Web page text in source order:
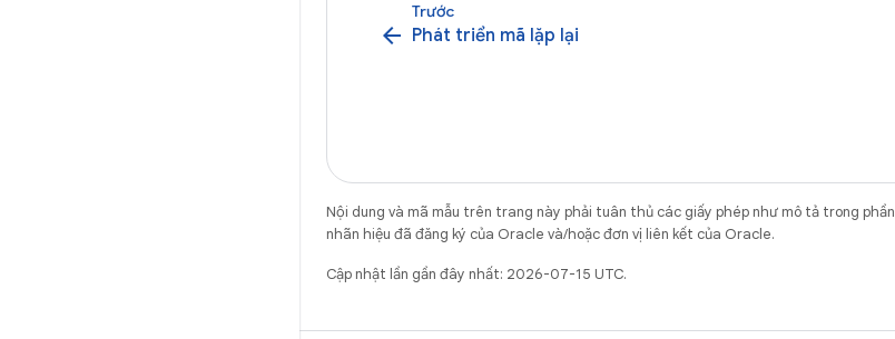
Trước
arrow_back Phát triển mã lặp lại
Nội dung và mã mẫu trên trang này phải tuân thủ các giấy phép như mô tả trong phần
nhãn hiệu đã đăng ký của Oracle và/hoặc đơn vị liên kết của Oracle.
Cập nhật lần gần đây nhất: 2026-07-15 UTC.